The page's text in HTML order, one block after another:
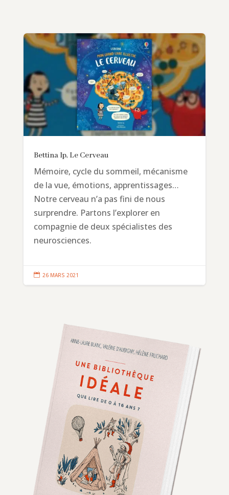
Bettina Ip, Le Cerveau
Mémoire, cycle du sommeil, mécanisme
de la vue, émotions, apprentissages…
Notre cerveau n’a pas fini de nous
surprendre. Partons l’explorer en
compagnie de deux spécialistes des
neurosciences.
 26 MARS 2021